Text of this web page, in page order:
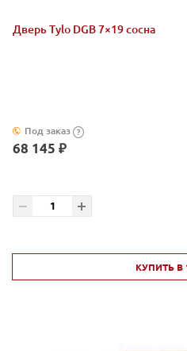
Дверь Tylo DGB 7×19 сосна
Под заказ ?
68 145 ₽
КУПИТЬ В